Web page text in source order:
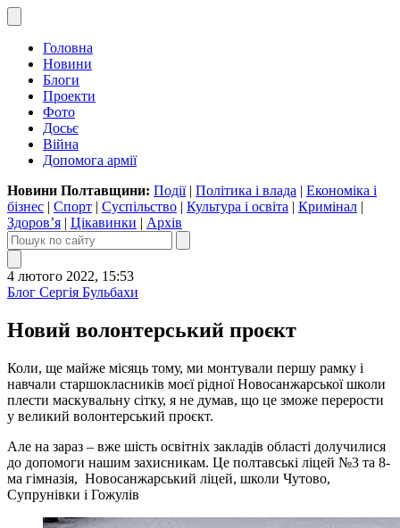
Головна
Новини
Блоги
Проекти
Фото
Досьє
Війна
Допомога армії
Новини Полтавщини: Події| Політика і влада | Економіка і
бізнес | Спорт | Суспільство | Культура і освіта | Кримінал |
Здоров’я | Цікавинки | Архів
4 лютого 2022, 15:53
Блог Сергія Бульбахи
Новий волонтерський проєкт
Коли, ще майже місяць тому, ми монтували першу рамку і
навчали старшокласників моєї рідної Новосанжарської школи
плести маскувальну сітку, я не думав, що це зможе перерости
у великий волонтерський проєкт.
Але на зараз – вже шість освітніх закладів області долучилися
до допомоги нашим захисникам. Це полтавські ліцей №3 та 8-
ма гімназія, Новосанжарський ліцей, школи Чутово,
Супрунівки і Гожулів